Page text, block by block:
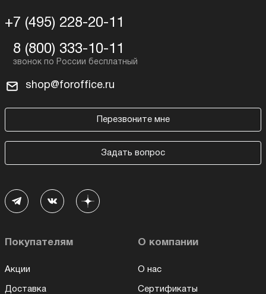
+7 (495) 228-20-11
8 (800) 333-10-11
shop@foroffice.ru
Перезвоните мне
Задать вопрос
Покупателям
Акции
Доставка
О компании
О нас
Сертификаты